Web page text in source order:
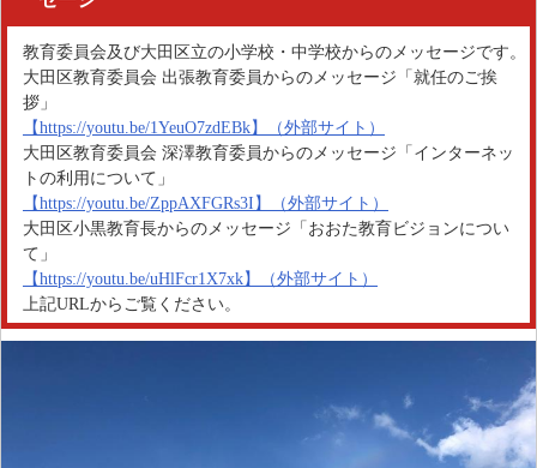
教育委員会及び大田区立の小学校・中学校からのメッセージです。
大田区教育委員会 出張教育委員からのメッセージ「就任のご挨
拶」
【https://youtu.be/1YeuO7zdEBk】（外部サイト）
大田区教育委員会 深澤教育委員からのメッセージ「インターネッ
トの利用について」
【https://youtu.be/ZppAXFGRs3I】（外部サイト）
大田区小黒教育長からのメッセージ「おおた教育ビジョンについ
て」
【https://youtu.be/uHlFcr1X7xk】（外部サイト）
上記URLからご覧ください。